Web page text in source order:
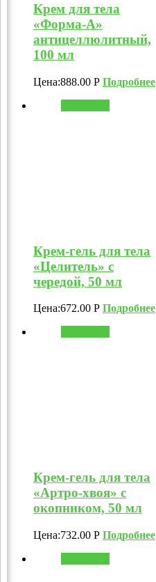
Крем для тела
«Форма-А»
антицеллюлитный,
100 мл
Цена:888.00 Р Подробнее
Крем-гель для тела
«Целитель» с
чередой, 50 мл
Цена:672.00 Р Подробнее
Крем-гель для тела
«Артро-хвоя» с
окопником, 50 мл
Цена:732.00 Р Подробнее